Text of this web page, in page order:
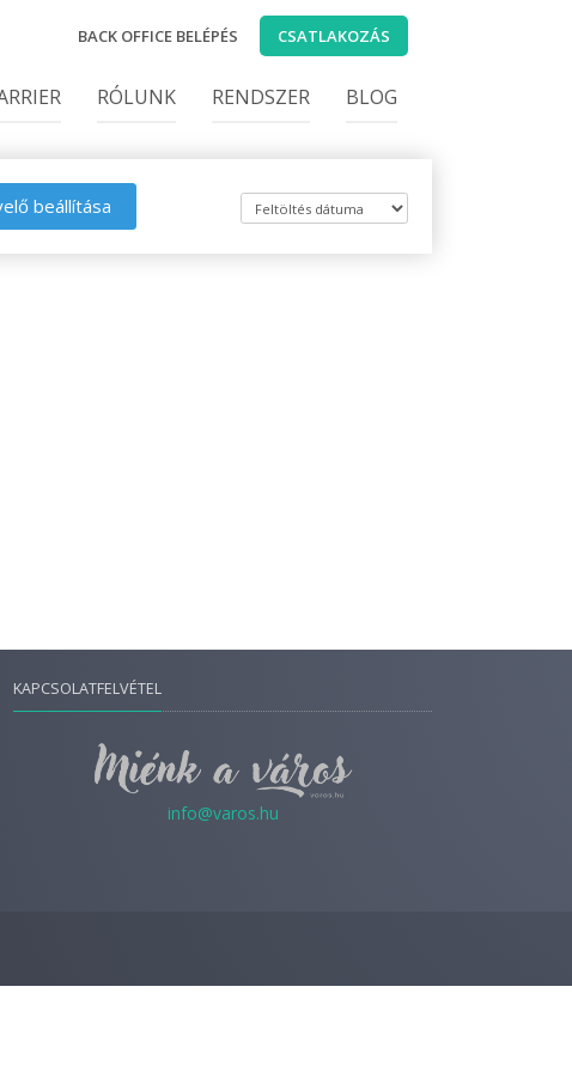
BACK OFFICE BELÉPÉS CSATLAKOZÁS
RÓLUNK RENDSZER BLOG
beállítása
KAPCSOLATFELVÉTEL
info@varos.hu